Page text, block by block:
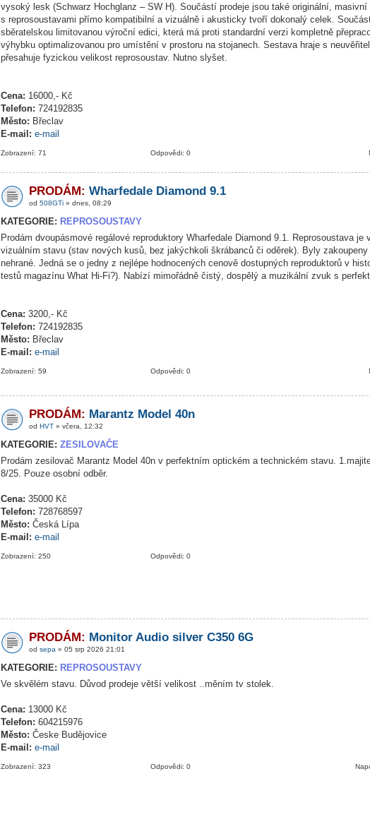
vysoký lesk (Schwarz Hochglanz – SW H). Součástí prodeje jsou také originální,
s reprosoustavami přímo kompatibilní a vizuálně i akusticky tvoří dokonalý celek.
sběratelskou limitovanou výroční edici, která má proti standardní verzi kompletně
výhybku optimalizovanou pro umístění v prostoru na stojanech. Sestava hraje s
přesahuje fyzickou velikost reprosoustav. Nutno slyšet.
Cena: 16000,- Kč
Telefon: 724192835
Město: Břeclav
E-mail: e-mail
Odpovědi: 0
Zobrazení: 71
PRODÁM: Wharfedale Diamond 9.1
od 508GTi » dnes, 08:29
KATEGORIE: REPROSOUSTAVY
Prodám dvoupásmové regálové reproduktory Wharfedale Diamond 9.1. Reprosoustava
vizuálním stavu (stav nových kusů, bez jakýchkoli škrábanců či oděrek). Byly
nehrané. Jedná se o jedny z nejlépe hodnocených cenově dostupných reproduktorů v
testů magazínu What Hi-Fi?). Nabízí mimořádně čistý, dospělý a muzikální zvuk s
Cena: 3200,- Kč
Telefon: 724192835
Město: Břeclav
E-mail: e-mail
Odpovědi: 0
Zobrazení: 59
PRODÁM: Marantz Model 40n
od HVT » včera, 12:32
KATEGORIE: ZESILOVAČE
Prodám zesilovač Marantz Model 40n v perfektním optickém a technickém stavu.
8/25. Pouze osobní odběr.
Cena: 35000 Kč
Telefon: 728768597
Město: Česká Lípa
E-mail: e-mail
Odpovědi: 0
Zobrazení: 250
PRODÁM: Monitor Audio silver C350 6G
od sepa » 05 srp 2026 21:01
KATEGORIE: REPROSOUSTAVY
Ve skvělém stavu. Důvod prodeje větší velikost ..měním tv stolek.
Cena: 13000 Kč
Telefon: 604215976
Město: Česke Budějovice
E-mail: e-mail
Odpovědi: 0
Zobrazení: 323